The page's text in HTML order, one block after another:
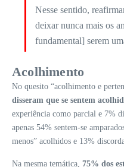
Nesse sentido,
deixar nunca mais os
fundamental] serem
Acolhimento
No quesito “acolhimento e
disseram que se sentem
experiência como parcial e 7%
apenas 54% sentem-se
menos” acolhidos e 13%
Na mesma temática, 75% dos